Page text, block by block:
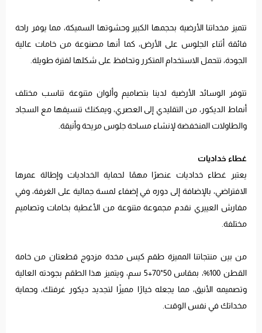
تتميز مخداتنا الأرضية بحجمها الكبير وحشوتها السميكة، مما يوفر راحة
فائقة أثناء الجلوس على الأرض، كما أنها مصنوعة من خامات عالية
الجودة، تتحمل الاستخدام المتكرر وتحافظ على شكلها لفترة طويلة.
تتوفر الوسائد الأرضية لدينا بتصاميم وألوان متنوعة تناسب مختلف
أنماط الديكور، من التقليدي إلى العصري، ويمكنك تنسيقها مع السجاد
والطاولات المنخفضة لإنشاء مساحة جلوس مريحة وأنيقة.
غطاء خداديات
يعتبر غطاء خداديات عنصرًا مهمًا لحماية الخداديات وإطالة عمرها
الافتراضي، بالإضافة إلى دوره في إضفاء لمسة جمالية على الغرفة، وفي
مفارش العييري نقدم مجموعة متنوعة من الأغطية بخامات وتصاميم
مختلفة.
من بين منتجاتنا المميزة طقم كيس مخدة مزدوج قطعتان من خامة
القطن 100%، بمقاس 50*70+5 سم، ويتميز هذا الطقم بجودته العالية
وتصميمه الأنيق، مما يجعله خيارًا مميزًا لتجديد ديكور غرفتك، وحماية
مخداتك في نفس الوقت.